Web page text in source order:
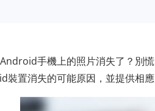
手機上的照片消失了？別
裝置消失的可能原因，並提供相